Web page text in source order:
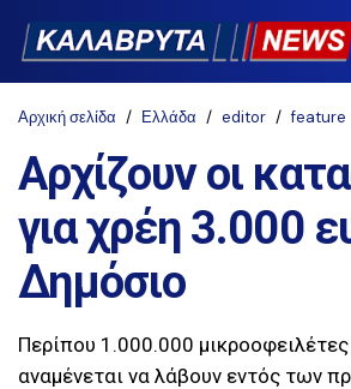
Αρχική σελίδα Ελλάδα editor feature
Αρχίζουν οι
για χρέη 3.000
Δημόσιο
Περίπου 1.000.000
αναμένεται να λάβουν εντός των